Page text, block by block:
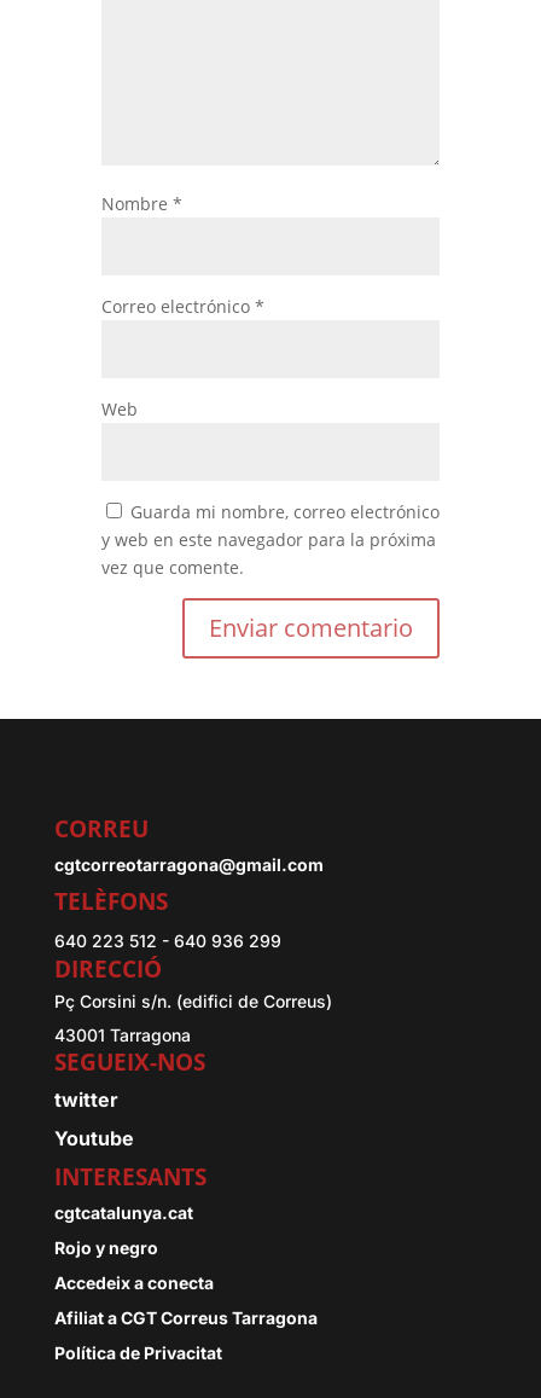
Nombre *
Correo electrónico *
Web
Guarda mi nombre, correo electrónico
y web en este navegador para la próxima
vez que comente.
CORREU
cgtcorreotarragona@gmail.com
TELÈFONS
640 223 512 - 640 936 299
DIRECCIÓ
Pç Corsini s/n. (edifici de Correus)
43001 Tarragona
SEGUEIX-NOS
twitter
Youtube
INTERESANTS
cgtcatalunya.cat
Rojo y negro
Accedeix a conecta
Afiliat a CGT Correus Tarragona
Política de Privacitat